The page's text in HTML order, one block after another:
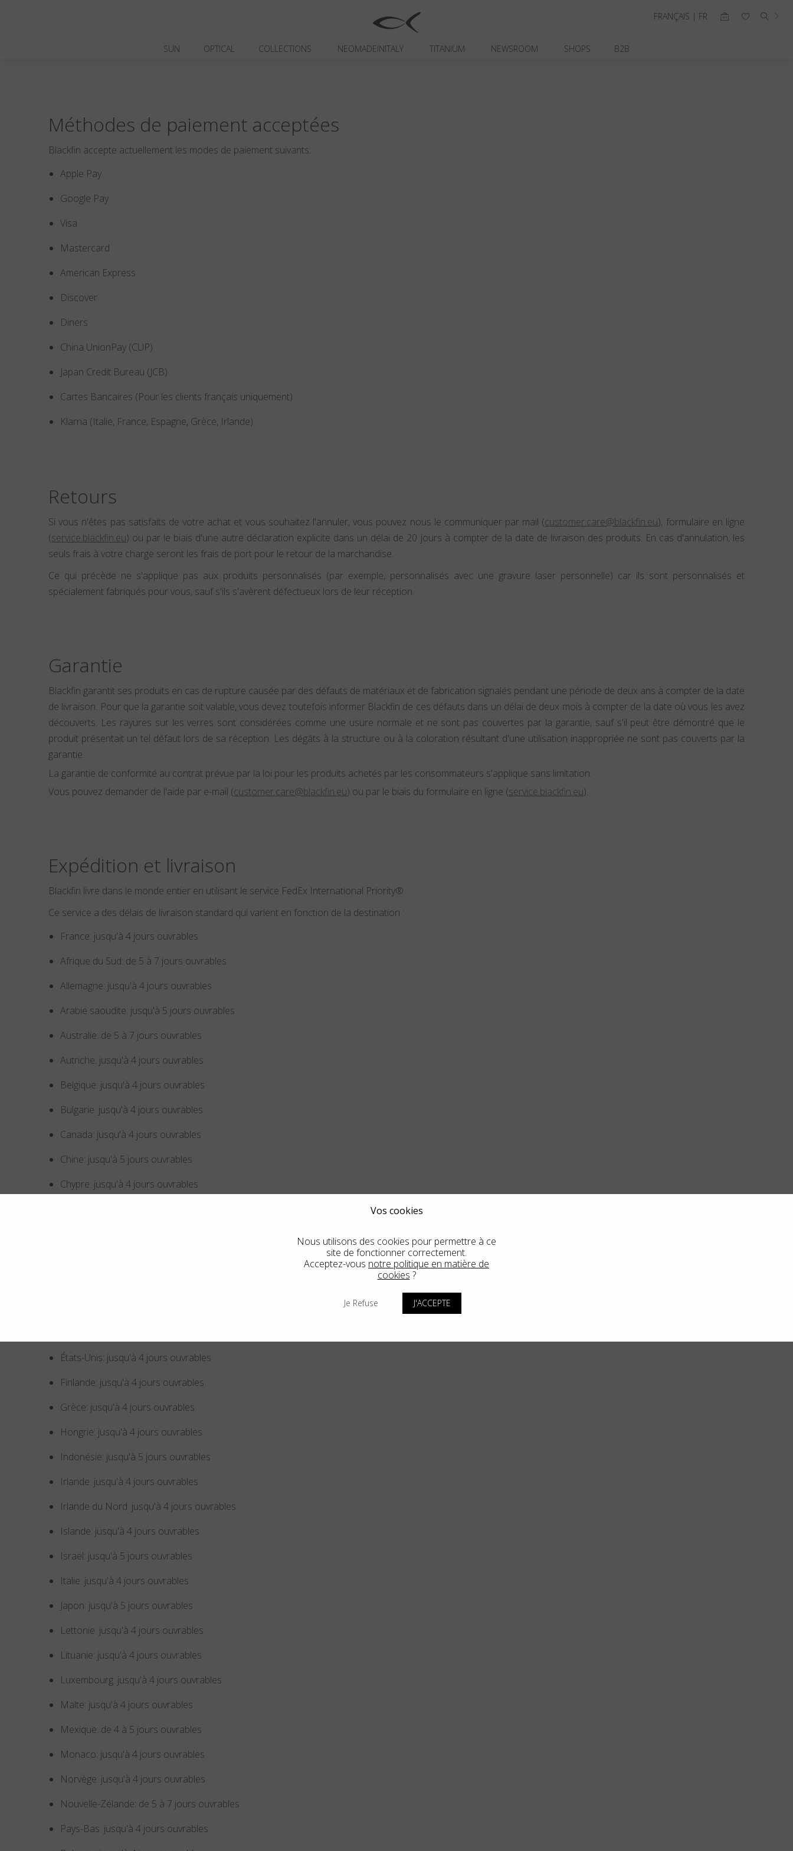
SUN OPTICAL COLLECTIONS NEOMADEINITALY TITANIUM NEWSROOM SHOPS B2B
FRANÇAIS | FR
Méthodes de paiement acceptées
Blackfin accepte actuellement les modes de paiement suivants:
Apple Pay
Google Pay
Visa
Mastercard
American Express
Discover
Diners
China UnionPay (CUP)
Japan Credit Bureau (JCB)
Cartes Bancaires (Pour les clients français uniquement)
Klarna (Italie, France, Espagne, Grèce, Irlande)
Retours
Si vous n'êtes pas satisfaits de votre achat et vous souhaitez l'annuler, vous pouvez nous le communiquer par mail (customer.care@blackfin.eu), formulaire en ligne
(service.blackfin.eu) ou par le biais d'une autre déclaration explicite dans un délai de 20 jours à compter de la date de livraison des produits. En cas d'annulation, les
seuls frais à votre charge seront les frais de port pour le retour de la marchandise.
Ce qui précède ne s'applique pas aux produits personnalisés (par exemple, personnalisés avec une gravure laser personnelle) car ils sont personnalisés et
spécialement fabriqués pour vous, sauf s'ils s'avèrent défectueux lors de leur réception.
Garantie
Blackfin garantit ses produits en cas de rupture causée par des défauts de matériaux et de fabrication signalés pendant une période de deux ans à compter de la date
de livraison. Pour que la garantie soit valable, vous devez toutefois informer Blackfin de ces défauts dans un délai de deux mois à compter de la date où vous les avez
découverts. Les rayures sur les verres sont considérées comme une usure normale et ne sont pas couvertes par la garantie, sauf s'il peut être démontré que le
produit présentait un tel défaut lors de sa réception. Les dégâts à la structure ou à la coloration résultant d'une utilisation inappropriée ne sont pas couverts par la
garantie.
La garantie de conformité au contrat prévue par la loi pour les produits achetés par les consommateurs s'applique sans limitation.
Vous pouvez demander de l'aide par e-mail (customer.care@blackfin.eu) ou par le biais du formulaire en ligne (service.blackfin.eu).
Expédition et livraison
Blackfin livre dans le monde entier en utilisant le service FedEx International Priority®
Ce service a des délais de livraison standard qui varient en fonction de la destination :
France: jusqu'à 4 jours ouvrables
Afrique du Sud: de 5 à 7 jours ouvrables
Allemagne: jusqu'à 4 jours ouvrables
Arabie saoudite: jusqu'à 5 jours ouvrables
Australie: de 5 à 7 jours ouvrables
Autriche: jusqu'à 4 jours ouvrables
Belgique: jusqu'à 4 jours ouvrables
Bulgarie: jusqu'à 4 jours ouvrables
Canada: jusqu'à 4 jours ouvrables
Chine: jusqu'à 5 jours ouvrables
Chypre: jusqu'à 4 jours ouvrables
États-Unis: jusqu'à 4 jours ouvrables
Finlande: jusqu'à 4 jours ouvrables
Grèce: jusqu'à 4 jours ouvrables
Hongrie: jusqu'à 4 jours ouvrables
Indonésie: jusqu'à 5 jours ouvrables
Irlande: jusqu'à 4 jours ouvrables
Irlande du Nord: jusqu'à 4 jours ouvrables
Islande: jusqu'à 4 jours ouvrables
Israël: jusqu'à 5 jours ouvrables
Italie: jusqu'à 4 jours ouvrables
Japon: jusqu'à 5 jours ouvrables
Lettonie: jusqu'à 4 jours ouvrables
Lituanie: jusqu'à 4 jours ouvrables
Luxembourg: jusqu'à 4 jours ouvrables
Malte: jusqu'à 4 jours ouvrables
Mexique: de 4 à 5 jours ouvrables
Monaco: jusqu'à 4 jours ouvrables
Norvège: jusqu'à 4 jours ouvrables
Nouvelle-Zélande: de 5 à 7 jours ouvrables
Pays-Bas: jusqu'à 4 jours ouvrables
Vos cookies
Nous utilisons des cookies pour permettre à ce
site de fonctionner correctement.
Acceptez-vous notre politique en matière de
cookies ?
Je Refuse J'ACCEPTE